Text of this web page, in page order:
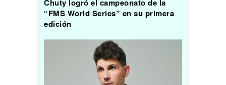
Chuty logró el campeonato de la
“FMS World Series” en su primera
edición